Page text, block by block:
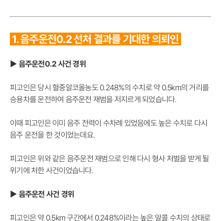
1. 음주운전0.2 선처 결과를 기대한 의뢰인
▶ 음주운전0.2 사건 경위
피고인은 당시 혈중알코올농도 0.248%의 수치로 약 0.5km의 거리를
승용차를 운전하여 음주운전 재범을 저지르게 되었습니다.
이때 피고인은 이미 음주 전력이 수차례 있었음에도 높은 수치로 다시
음주 운전을 한 것이었는데요.
피고인은 위와 같은 음주운전 재범으로 인해 다시 형사 처벌을 받게 될
위기에 처한 사건이었습니다.
▶ 음주운전 사건 경위
피고인은 약 0.5km 구간에서 0.248%이라는 높은 알콜 수치의 상태로